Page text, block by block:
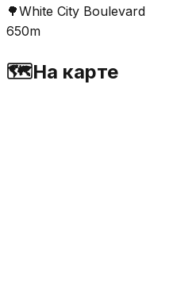
🌳White City Boulevard
650m
🗺️На карте